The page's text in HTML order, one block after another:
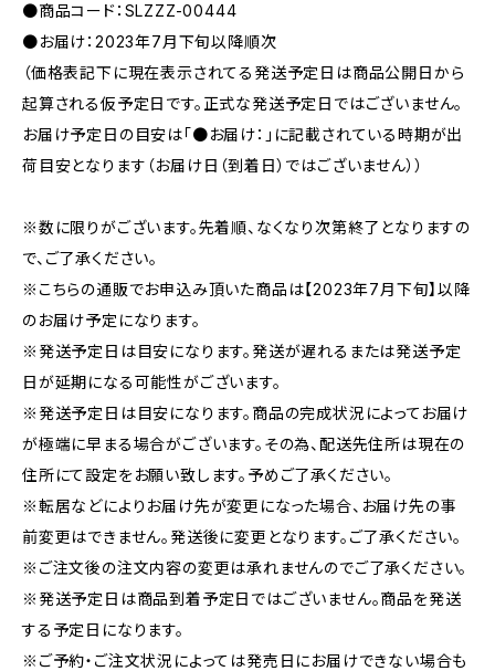
●商品コード：SLZZZ-00444
●お届け：2023年7月下旬以降順次
（価格表記下に現在表示されてる発送予定日は商品公開日から
起算される仮予定日です。正式な発送予定日ではございません。
お届け予定日の目安は「●お届け：」に記載されている時期が出
荷目安となります（お届け日（到着日）ではございません））
※数に限りがございます。先着順、なくなり次第終了となりますの
で、ご了承ください。
※こちらの通販でお申込み頂いた商品は【2023年7月下旬】以降
のお届け予定になります。
※発送予定日は目安になります。発送が遅れるまたは発送予定
日が延期になる可能性がございます。
※発送予定日は目安になります。商品の完成状況によってお届け
が極端に早まる場合がございます。その為、配送先住所は現在の
住所にて設定をお願い致します。予めご了承ください。
※転居などによりお届け先が変更になった場合、お届け先の事
前変更はできません。発送後に変更となります。ご了承ください。
※ご注文後の注文内容の変更は承れませんのでご了承ください。
※発送予定日は商品到着予定日ではございません。商品を発送
する予定日になります。
※ご予約・ご注文状況によっては発売日にお届けできない場合も